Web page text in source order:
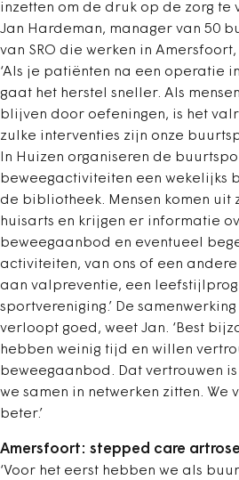
inzetten om de druk op de zorg te
Jan Hardeman, manager van 50
van SRO die werken in Amersfoort,
‘Als je patiënten na een operatie
gaat het herstel sneller. Als
blijven door oefeningen, is het
zulke interventies zijn onze
In Huizen organiseren de
beweegactiviteiten een wekelijks
de bibliotheek. Mensen komen uit
huisarts en krijgen er informatie
beweegaanbod en eventueel
activiteiten, van ons of een
aan valpreventie, een
sportvereniging.’ De
verloopt goed, weet Jan. ‘Best
hebben weinig tijd en willen
beweegaanbod. Dat vertrouwen
we samen in netwerken zitten. We
beter.’
Amersfoort: stepped care artrose
‘Voor het eerst hebben we als